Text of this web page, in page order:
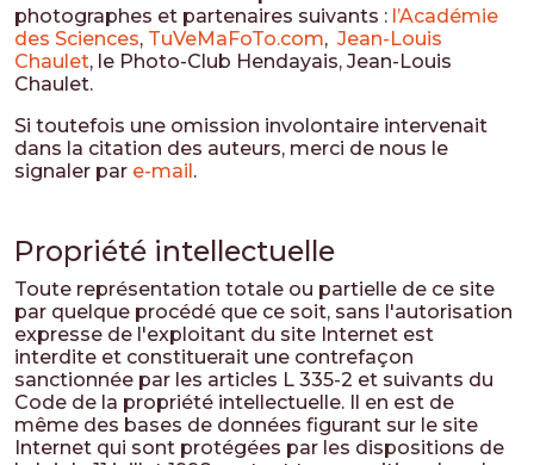
photographes et partenaires suivants : l’Académie
des Sciences, TuVeMaFoTo.com, Jean-Louis
Chaulet, le Photo-Club Hendayais, Jean-Louis
Chaulet.
Si toutefois une omission involontaire intervenait
dans la citation des auteurs, merci de nous le
signaler par e-mail.
Propriété intellectuelle
Toute représentation totale ou partielle de ce site
par quelque procédé que ce soit, sans l'autorisation
expresse de l'exploitant du site Internet est
interdite et constituerait une contrefaçon
sanctionnée par les articles L 335-2 et suivants du
Code de la propriété intellectuelle. Il en est de
même des bases de données figurant sur le site
Internet qui sont protégées par les dispositions de